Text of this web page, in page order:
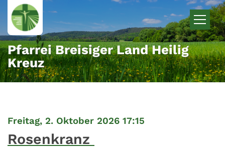
Zum Inhalt springen
Pfarrei Breisiger Land Heilig
Kreuz
Freitag, 2. Oktober 2026 17:15
Rosenkranz